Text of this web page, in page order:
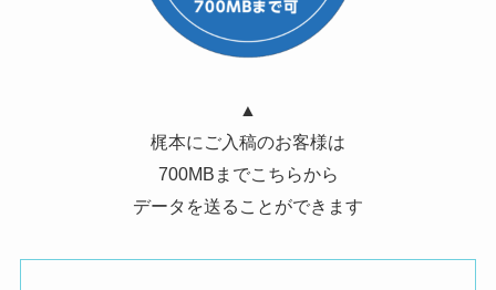
▲
梶本にご入稿のお客様は
700MBまでこちらから
データを送ることができます